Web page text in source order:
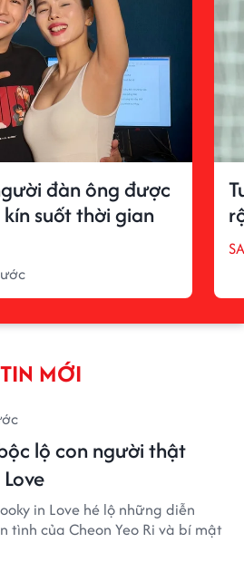
đàn ông được
suốt thời gian
TIN MỚI
lộ con người thật
in Love hé lộ những diễn
tình của Cheon Yeo Ri và bí mật